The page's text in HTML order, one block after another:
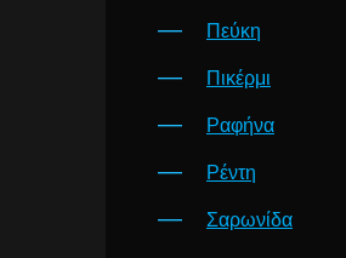
Πεύκη
Πικέρμι
Ραφήνα
Ρέντη
Σαρωνίδα